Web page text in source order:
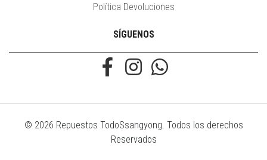
Política Devoluciones
SÍGUENOS
© 2026 Repuestos TodoSsangyong. Todos los derechos
Reservados